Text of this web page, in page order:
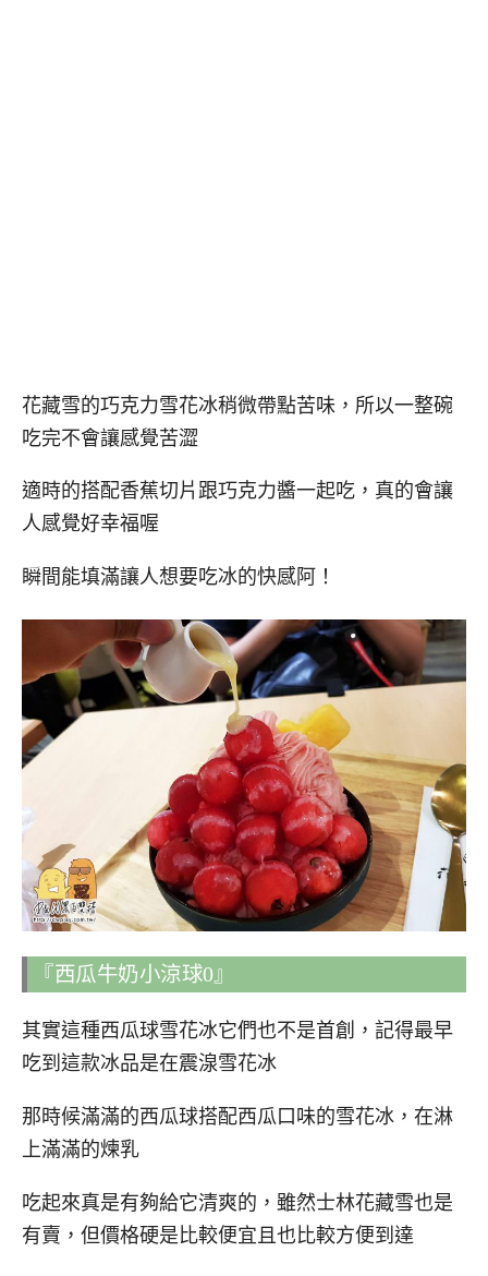
花藏雪的巧克力雪花冰稍微帶點苦味，所以一整碗
吃完不會讓感覺苦澀
適時的搭配香蕉切片跟巧克力醬一起吃，真的會讓
人感覺好幸福喔
瞬間能填滿讓人想要吃冰的快感阿！
『西瓜牛奶小涼球0』
其實這種西瓜球雪花冰它們也不是首創，記得最早
吃到這款冰品是在震湶雪花冰
那時候滿滿的西瓜球搭配西瓜口味的雪花冰，在淋
上滿滿的煉乳
吃起來真是有夠給它清爽的，雖然士林花藏雪也是
有賣，但價格硬是比較便宜且也比較方便到達